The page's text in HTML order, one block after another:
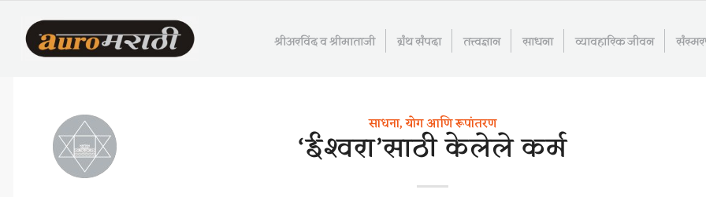
श्रीअरविंद व श्रीमाताजी ग्रंथ संपदा तत्त्वज्ञान साधना व्यावहारिक जीवन
साधना, योग आणि रूपांतरण
‘ईश्वरा’साठी केलेले कर्म